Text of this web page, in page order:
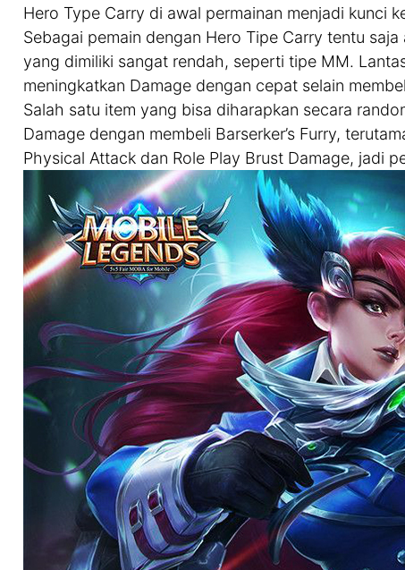
Hero Type Carry di awal permainan menjadi kunci
Sebagai pemain dengan Hero Tipe Carry tentu
yang dimiliki sangat rendah, seperti tipe MM.
meningkatkan Damage dengan cepat selain
Salah satu item yang bisa diharapkan secara
Damage dengan membeli Barserker’s Furry,
Physical Attack dan Role Play Brust Damage, jadi